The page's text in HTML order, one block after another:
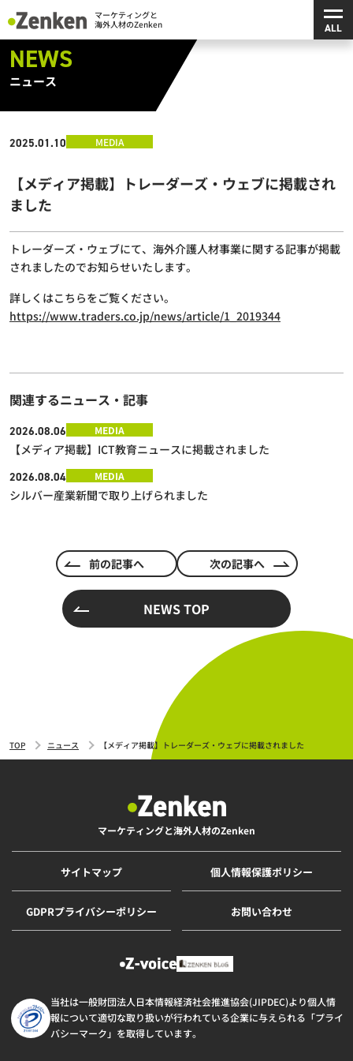
マーケティングと海外人材のZenken
メ
NEWS
ニュース
2025.01.10 MEDIA
【メディア掲載】トレーダーズ・ウェブに掲載され
ました
トレーダーズ・ウェブにて、海外介護人材事業に関する記事が掲載
されましたのでお知らせいたします。
詳しくはこちらをご覧ください。
https://www.traders.co.jp/news/article/1_2019344
関連するニュース・記事
2026.08.06 MEDIA
【メディア掲載】ICT教育ニュースに掲載されました
2026.08.04 MEDIA
シルバー産業新聞で取り上げられました
前の記事へ 次の記事へ
NEWS TOP
TOP ニュース 【メディア掲載】トレーダーズ・ウェブに掲載されました
マーケティングと海外人材のZenken
サイトマップ 個人情報保護ポリシー
GDPRプライバシーポリシー お問い合わせ
当社は一般財団法人日本情報経済社会推進協会(JIPDEC)より個人情
報について適切な取り扱いが行われている企業に与えられる「プライ
バシーマーク」を取得しています。